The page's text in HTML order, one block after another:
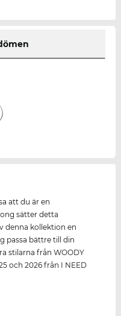
att du är en
sätter detta
denna kollektion en
passa bättre till din
stilarna från WOODY
och 2026 från I NEED